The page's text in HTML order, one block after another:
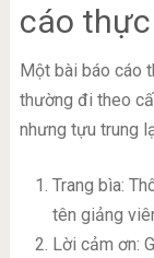
cáo
Một bài báo cáo
thường đi theo
nhưng tựu trung
Trang bìa:
tên giảng
Lời cảm ơn: